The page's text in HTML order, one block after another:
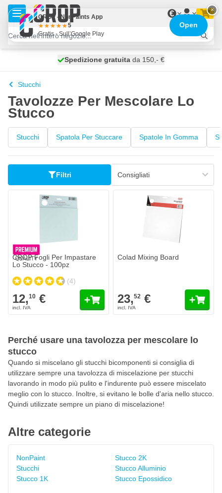
Salta al contenuto
€
spedito oggi
Spedizione gratuita da 150,- €
100 giorni
Stucchi
Tavolozze Per Mescolare Lo
Stucco
Stucchi Spatola Per Stuccare Spatole In Gomma
Filtri
CROP Fogli Per Impastare
Lo Stucco - 100pz
(4)
12,10 €
Colad Mixing Board
23,52 €
Perché usare una tavolozza per mescolare lo
stucco
Quando si miscelano gli stucchi bicomponenti si consiglia di
utilizzare sempre una tavolozza di miscelazione per stucchi
lavorando in modo più pulito e l'indurente può essere miscelato
meglio con lo stucco. Inoltre, si evitano le bolle d'aria nello stucco.
Quindi utilizzate sempre un piano di miscelazione!
Altre categorie
NonPaint
Stucchi
Stucco 1K
Stucco 2K
Stucco Alluminio
Stucco Epossidico
×
CROP - NonPaints App
5
Gratis - Sull’Google Play
Open